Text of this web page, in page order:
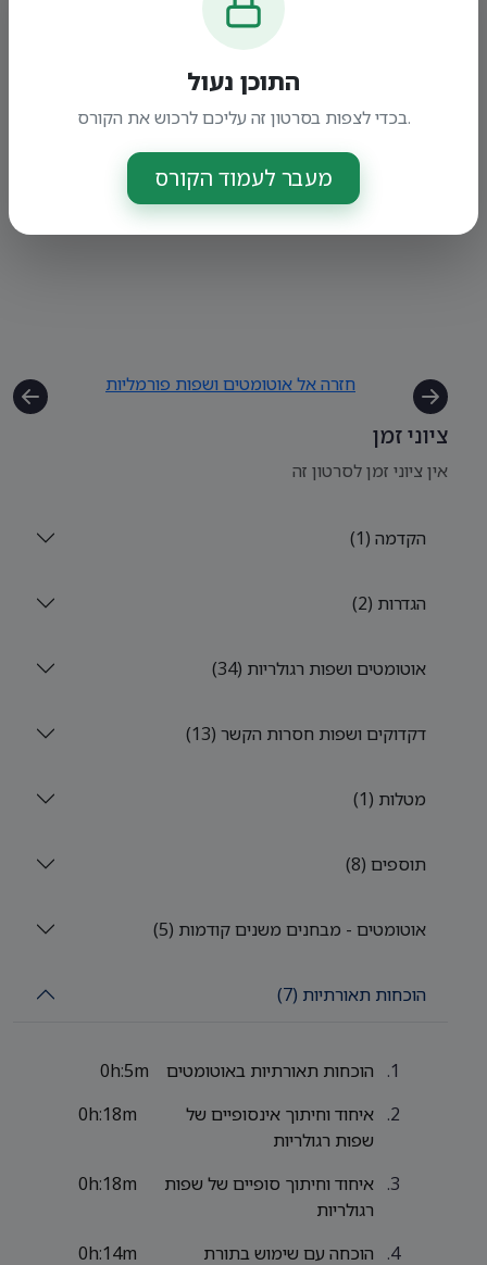
חזרה אל אוטומטים ושפות פורמליות
ציוני זמן
אין ציוני זמן לסרטון זה
הקדמה (1)
הגדרות (2)
אוטומטים ושפות רגולריות (34)
דקדוקים ושפות חסרות הקשר (13)
מטלות (1)
תוספים (8)
אוטומטים - מבחנים משנים קודמות (5)
הוכחות תאורתיות (7)
הוכחות תאורתיות באוטומטים
0h:5m
איחוד וחיתוך אינסופיים של
שפות רגולריות
0h:18m
איחוד וחיתוך סופיים של שפות
רגולריות
0h:18m
הוכחה עם שימוש בתורת
0h:14m
התוכן נעול
בכדי לצפות בסרטון זה עליכם לרכוש את הקורס.
מעבר לעמוד הקורס